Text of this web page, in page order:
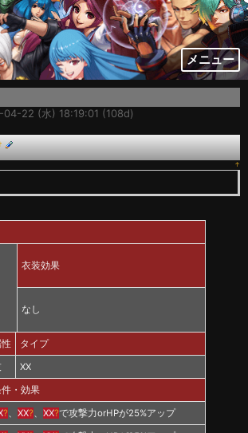
メニュー
22 (水) 18:19:01 (108d)
↑
衣装効果
なし
タイプ
XX
・効果
?、 XX?、 XX?で攻撃力orHPが25%アップ